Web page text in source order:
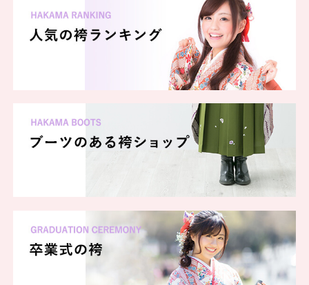
一蔵 前橋店
一蔵 伊勢崎店
一蔵 高崎店
一蔵 長岡店
一蔵 あべのハルカス店
一蔵 和歌山店
一蔵 名古屋栄本店
一蔵 ららぽーと名古屋みなとアクルス店
一蔵 ららぽーと海老名店
一蔵 沖縄店
一蔵 横浜本店
一蔵 朝霞店